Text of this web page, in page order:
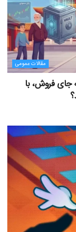
مقالات عمومی
جای فروش، با